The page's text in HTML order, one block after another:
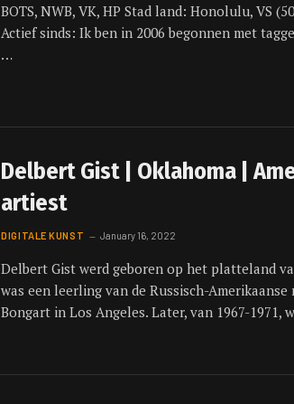
BOTS, NWB, VK, HP Stad land: Honolulu, VS
Actief sinds: Ik ben in 2006 begonnen met
…
Delbert Gist | Oklahoma |
artiest
DIGITALE KUNST January 16, 2022
Delbert Gist werd geboren op het platteland
was een leerling van de Russisch-Amerikaanse
Bongart in Los Angeles. Later, van 1967-1971,